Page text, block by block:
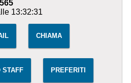
13:32:31
CHIAMA
STAFF PREFERITI